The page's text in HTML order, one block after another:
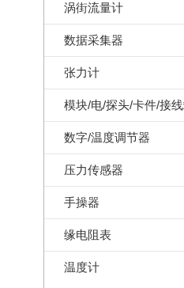
涡街流量计
数据采集器
张力计
数字/温度调节器
压力传感器
手操器
缘电阻表
温度计